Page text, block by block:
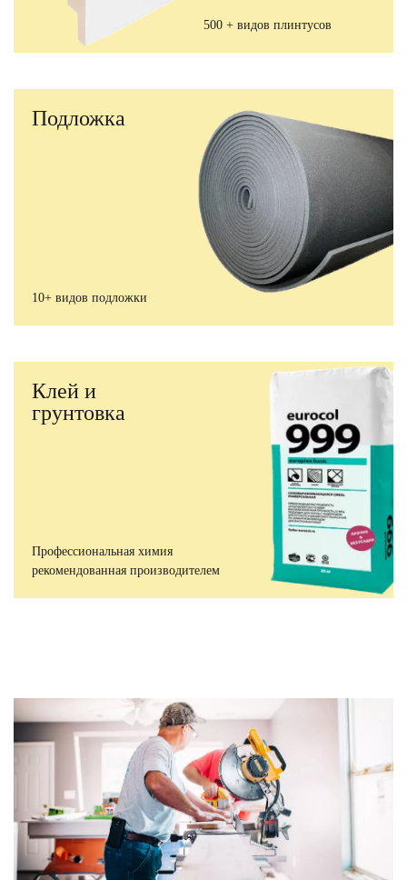
500 + видов плинтусов
Подложка
10+ видов подложки
Клей и
грунтовка
Профессиональная химия
рекомендованная производителем